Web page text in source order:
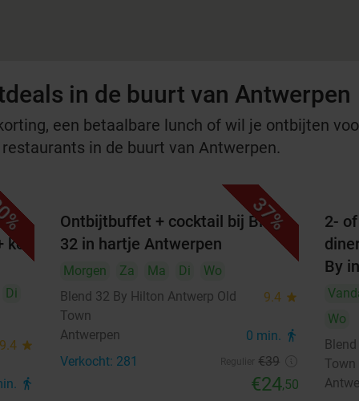
in de buurt van Antwerpen
een betaalbare lunch of wil je ontbijten
in de buurt van Antwerpen.
Di
9.4 star
directions_walk
37%
Ontbijtbuffet + cocktail bij Blend
32 in hartje Antwerpen
Morgen Za Ma Di
Wo
Blend 32 By Hilton Antwerp Old
Town
9.4 star
Antwerpen 0 min. directions_walk
Verkocht: 281 €39
€24,50
2-
By
Wo
Town